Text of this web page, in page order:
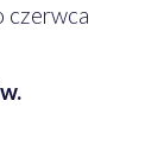
czerwca